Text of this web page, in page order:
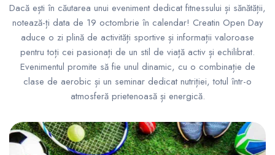
Dacă ești în căutarea unui eveniment dedicat fitnessului și sănătății,
notează-ți data de 19 octombrie în calendar! Creatin Open Day
aduce o zi plină de activități sportive și informații valoroase
pentru toți cei pasionați de un stil de viață activ și echilibrat.
Evenimentul promite să fie unul dinamic, cu o combinație de
clase de aerobic și un seminar dedicat nutriției, totul într-o
atmosferă prietenoasă și energică.